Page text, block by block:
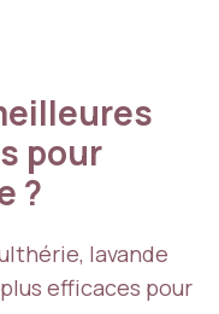
pour
?
lavande
efficaces pour